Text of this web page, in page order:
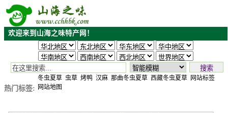
欢迎来到山海之味特产网！
搜索
热门标签:
冬虫夏草 虫草 烤鸭 汉麻 那曲冬虫夏草 西藏冬虫夏草 网站标签
网站地图